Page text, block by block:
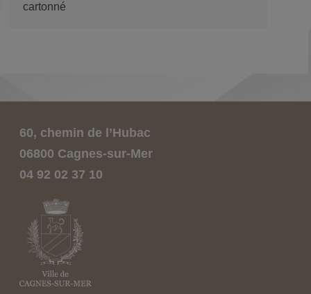
cartonné
60, chemin de l’Hubac
06800 Cagnes-sur-Mer
04 92 02 37 10